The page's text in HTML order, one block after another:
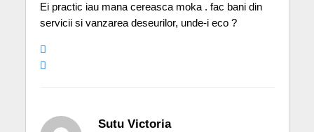
Ei practic iau mana cereasca moka . fac bani din
servicii si vanzarea deseurilor, unde-i eco ?
Sutu Victoria